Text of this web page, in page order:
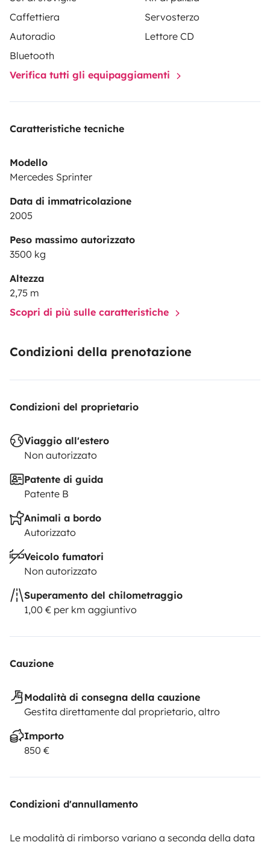
Caffettiera
Servosterzo
Autoradio
Lettore CD
Bluetooth
Verifica tutti gli equipaggiamenti
Caratteristiche tecniche
Modello
Mercedes Sprinter
Data di immatricolazione
2005
Peso massimo autorizzato
3500 kg
Altezza
2,75 m
Scopri di più sulle caratteristiche
Condizioni della prenotazione
Condizioni del proprietario
Viaggio all'estero
Non autorizzato
Patente di guida
Patente B
Animali a bordo
Autorizzato
Veicolo fumatori
Non autorizzato
Superamento del chilometraggio
1,00 € per km aggiuntivo
Cauzione
Modalità di consegna della cauzione
Gestita direttamente dal proprietario, altro
Importo
850 €
Condizioni d'annullamento
Le modalità di rimborso variano a seconda della data